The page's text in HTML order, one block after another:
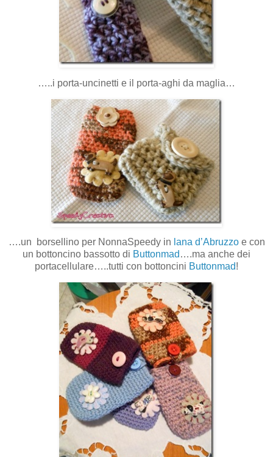
…..i porta-uncinetti e il porta-aghi da maglia…
….un borsellino per NonnaSpeedy in lana d’Abruzzoe con
un bottoncino bassotto di Buttonmad ….ma anche dei
portacellulare…..tutti con bottoncini Buttonmad!